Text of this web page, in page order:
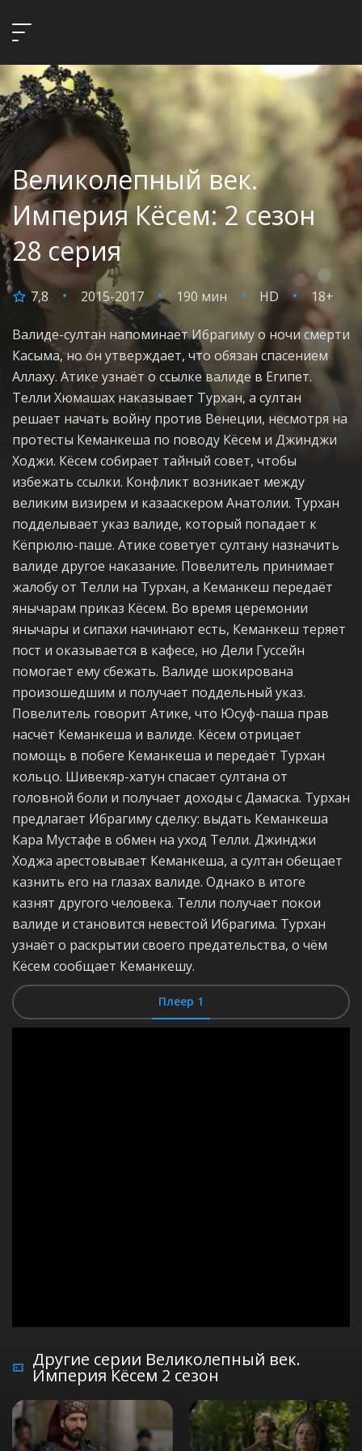
Великолепный век.
Империя Кёсем: 2 сезон
28 серия
7,8 2015-2017 190 мин HD 18+
Валиде-султан напоминает Ибрагиму о ночи смерти
Касыма, но он утверждает, что обязан спасением
Аллаху. Атике узнаёт о ссылке валиде в Египет.
Телли Хюмашах наказывает Турхан, а султан
решает начать войну против Венеции, несмотря на
протесты Кеманкеша по поводу Кёсем и Джинджи
Ходжи. Кёсем собирает тайный совет, чтобы
избежать ссылки. Конфликт возникает между
великим визирем и казааскером Анатолии. Турхан
подделывает указ валиде, который попадает к
Кёпрюлю-паше. Атике советует султану назначить
валиде другое наказание. Повелитель принимает
жалобу от Телли на Турхан, а Кеманкеш передаёт
янычарам приказ Кёсем. Во время церемонии
янычары и сипахи начинают есть, Кеманкеш теряет
пост и оказывается в кафесе, но Дели Гуссейн
помогает ему сбежать. Валиде шокирована
произошедшим и получает поддельный указ.
Повелитель говорит Атике, что Юсуф-паша прав
насчёт Кеманкеша и валиде. Кёсем отрицает
помощь в побеге Кеманкеша и передаёт Турхан
кольцо. Шивекяр-хатун спасает султана от
головной боли и получает доходы с Дамаска. Турхан
предлагает Ибрагиму сделку: выдать Кеманкеша
Кара Мустафе в обмен на уход Телли. Джинджи
Ходжа арестовывает Кеманкеша, а султан обещает
казнить его на глазах валиде. Однако в итоге
казнят другого человека. Телли получает покои
валиде и становится невестой Ибрагима. Турхан
узнаёт о раскрытии своего предательства, о чём
Кёсем сообщает Кеманкешу.
Плеер 1
Другие серии Великолепный век.
Империя Кёсем 2 сезон